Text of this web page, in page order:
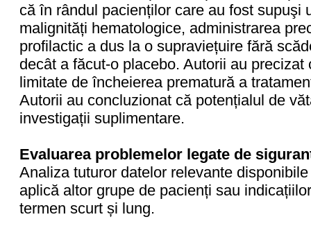
că în rândul pacienților care au fost supuşi
malignități hematologice, administrarea
profilactic a dus la o supraviețuire fără
decât a făcut-o placebo. Autorii au
limitate de încheierea prematură a
Autorii au concluzionat că potențialul de
investigații suplimentare.
Evaluarea problemelor legate de
Analiza tuturor datelor relevante
aplică altor grupe de pacienți sau
termen scurt și lung.